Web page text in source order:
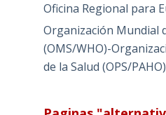
Oficina Regional para
Organización Mundial
(OMS/WHO)-
de la Salud (OPS/PAHO)